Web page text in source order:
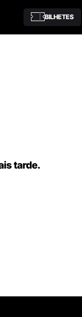
BILHETES
tarde.